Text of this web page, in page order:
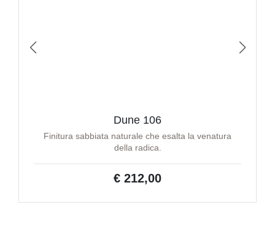
Dune 106
Finitura sabbiata naturale che esalta la venatura
della radica.
€ 212,00